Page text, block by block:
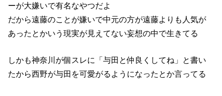
ーが大嫌いで有名なやつだよ
だから遠藤のことが嫌いで中元の方が遠藤よりも人気が
あったとかいう現実が見えてない妄想の中で生きてる
しかも神奈川が個スレに「与田と仲良くしてね」と書い
たから西野が与田を可愛がるようになったとか言ってる